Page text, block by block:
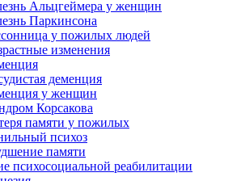
Альцгеймера у женщин
Паркинсона
у пожилых людей
изменения
деменция
у женщин
Корсакова
памяти у пожилых
психоз
памяти
психосоциальной реабилитации